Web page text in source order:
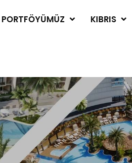
PORTFÖYÜMÜZ KIBRIS